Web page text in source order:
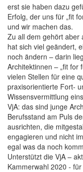
erst sie haben dazu
Erfolg, der uns für „fit
und wir machen das.
Zu all dem gehört aber
hat sich viel geändert,
noch ändern – darin
Architektinnen – „fit for
vielen Stellen für eine
praxisorientierte Fort-
Wissensvermittlung
VjA: das sind junge
Berufsstand am Puls
ausrichten, die
engagieren und nicht
egal was da noch
Unterstützt die VjA –
Kammerwahl 2020 -